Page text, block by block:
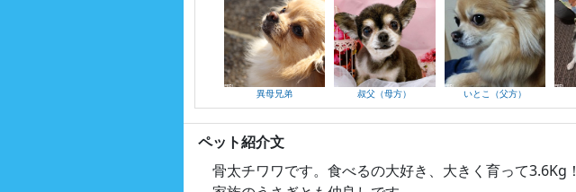
異母兄弟 叔父（母方） いとこ（父方）
ペット紹介文
骨太チワワです。食べるの大好き、大きく育って3.6Kg！